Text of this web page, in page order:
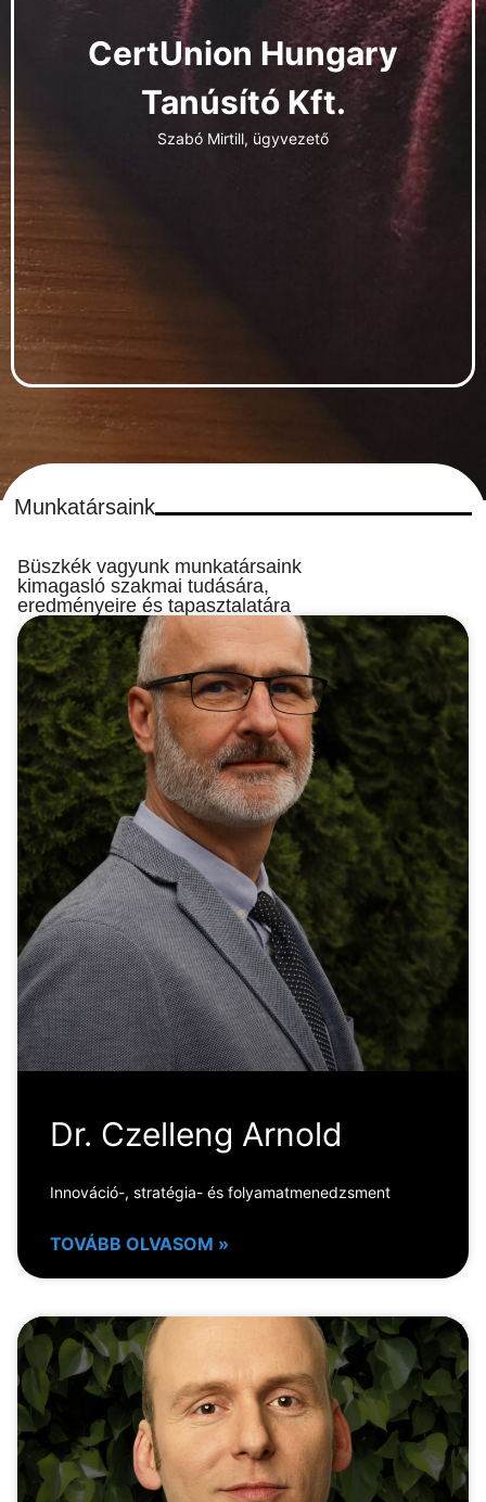
CertUnion Hungary
Tanúsító Kft.
Szabó Mirtill, ügyvezető
Munkatársaink
Büszkék vagyunk munkatársaink
kimagasló szakmai tudására,
eredményeire és tapasztalatára
Dr. Czelleng Arnold
Innováció-, stratégia- és folyamatmenedzsment
TOVÁBB OLVASOM »